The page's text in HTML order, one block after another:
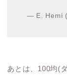
— E. Hemi
あとは、100均(